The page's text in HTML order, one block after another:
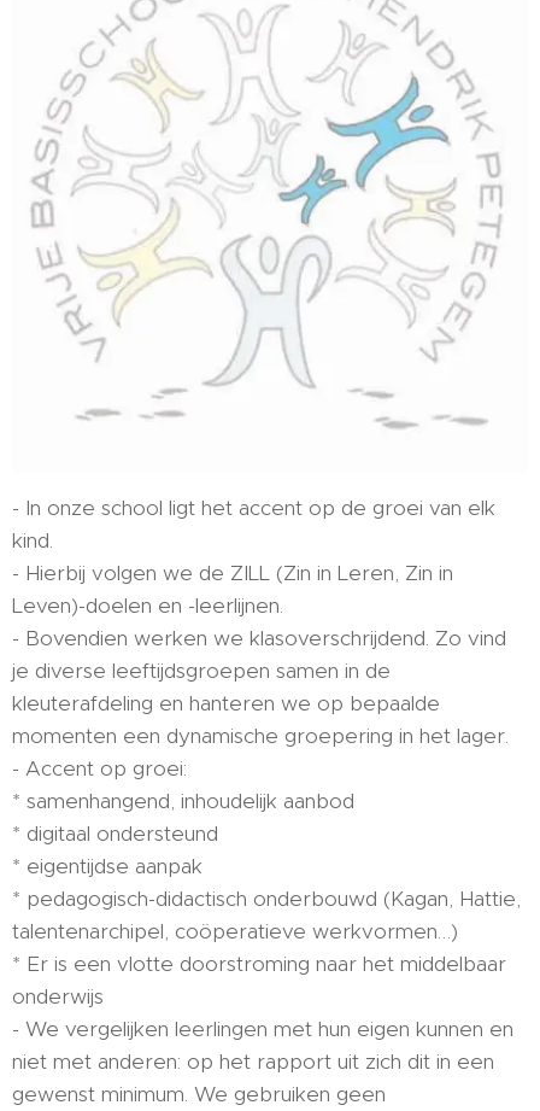
- In onze school ligt het accent op de groei van elk
kind.
- Hierbij volgen we de ZILL (Zin in Leren, Zin in
Leven)-doelen en -leerlijnen.
- Bovendien werken we klasoverschrijdend. Zo vind
je diverse leeftijdsgroepen samen in de
kleuterafdeling en hanteren we op bepaalde
momenten een dynamische groepering in het lager.
- Accent op groei:
* samenhangend, inhoudelijk aanbod
* digitaal ondersteund
* eigentijdse aanpak
* pedagogisch-didactisch onderbouwd (Kagan, Hattie,
talentenarchipel, coöperatieve werkvormen…)
* Er is een vlotte doorstroming naar het middelbaar
onderwijs
- We vergelijken leerlingen met hun eigen kunnen en
niet met anderen: op het rapport uit zich dit in een
gewenst minimum. We gebruiken geen